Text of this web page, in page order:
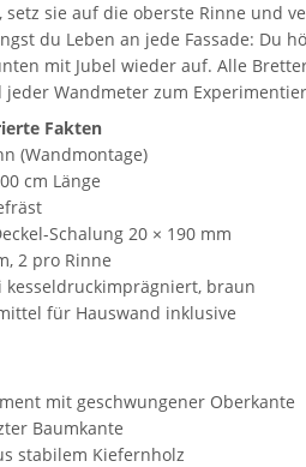
sie auf die oberste Rinne und
du Leben an jede Fassade: Du
mit Jubel wieder auf. Alle
jeder Wandmeter zum
Fakten
(Wandmontage)
cm Länge
Schalung 20 × 190 mm
2 pro Rinne
kesseldruckimprägniert, braun
für Hauswand inklusive
mit geschwungener Oberkante
Baumkante
stabilem Kiefernholz